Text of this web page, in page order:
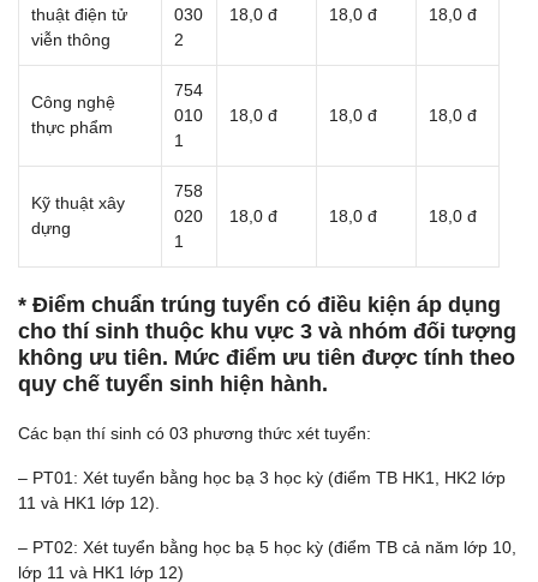
thuật điện tử
viễn thông
030
2
18,0 đ 18,0 đ 18,0 đ
Công nghệ
thực phẩm
754
010
1
18,0 đ 18,0 đ 18,0 đ
Kỹ thuật xây
dựng
758
020
1
18,0 đ 18,0 đ 18,0 đ
* Điểm chuẩn trúng tuyển có điều kiện áp dụng
cho thí sinh thuộc khu vực 3 và nhóm đối tượng
không ưu tiên. Mức điểm ưu tiên được tính theo
quy chế tuyển sinh hiện hành.
Các bạn thí sinh có 03 phương thức xét tuyển:
– PT01: Xét tuyển bằng học bạ 3 học kỳ (điểm TB HK1, HK2 lớp
11 và HK1 lớp 12).
– PT02: Xét tuyển bằng học bạ 5 học kỳ (điểm TB cả năm lớp 10,
lớp 11 và HK1 lớp 12)